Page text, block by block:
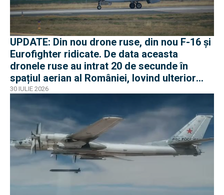
UPDATE: Din nou drone ruse, din nou F-16 și
Eurofighter ridicate. De data aceasta
dronele ruse au intrat 20 de secunde în
spațiul aerian al României, lovind ulterior
Ucraina
30 IULIE 2026